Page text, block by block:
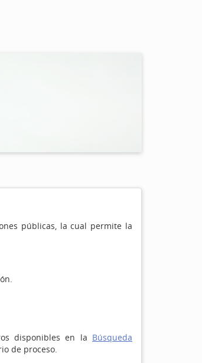
públicas, la cual permite la
disponibles en la Búsqueda
de proceso.